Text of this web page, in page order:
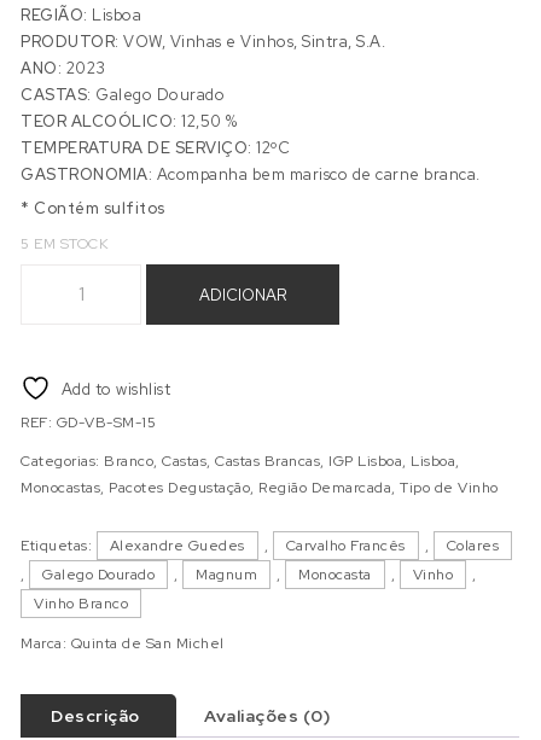
REGIÃO: Lisboa
PRODUTOR: VOW, Vinhas e Vinhos, Sintra, S.A.
ANO: 2023
CASTAS: Galego Dourado
TEOR ALCOÓLICO:12,50 %
TEMPERATURA DE SERVIÇO: 12ºC
GASTRONOMIA: Acompanha bem marisco de carne branca.
* Contém sulfitos
5 EM STOCK
ADICIONAR
Add to wishlist
REF: GD-VB-SM-15
Categorias: Branco,Castas,Castas Brancas, IGP Lisboa, Lisboa,
Monocastas, Pacotes Degustação, Região Demarcada,Tipo de Vinho
Etiquetas: Alexandre Guedes , Carvalho Francês ,
Colares
,
Galego Dourado , Magnum , Monocasta , Vinho
,
Vinho Branco
Marca: Quinta de San Michel
Descrição Avaliações (0)